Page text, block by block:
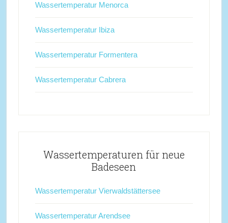
Wassertemperatur Menorca
Wassertemperatur Ibiza
Wassertemperatur Formentera
Wassertemperatur Cabrera
Wassertemperaturen für neue
Badeseen
Wassertemperatur Vierwaldstättersee
Wassertemperatur Arendsee